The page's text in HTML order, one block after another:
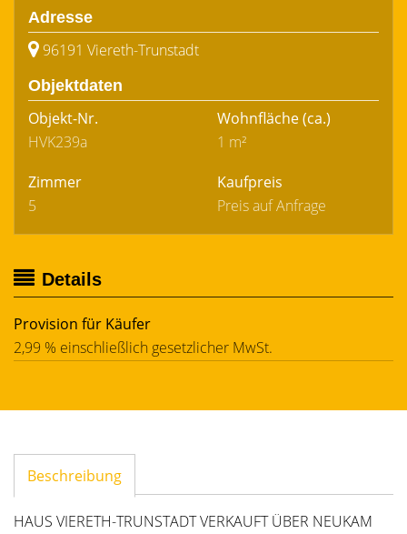
Adresse
96191 Viereth-Trunstadt
Objektdaten
Objekt-Nr.
HVK239a
Wohnfläche(ca.)
1 m²
Zimmer
5
Kaufpreis
Preis auf Anfrage
Details
Provision für Käufer
2,99 % einschließlich gesetzlicher MwSt.
Beschreibung
HAUS VIERETH-TRUNSTADT VERKAUFT ÜBER NEUKAM